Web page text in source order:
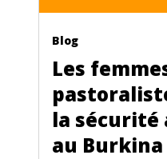
Blog
Les
la
au Burkina